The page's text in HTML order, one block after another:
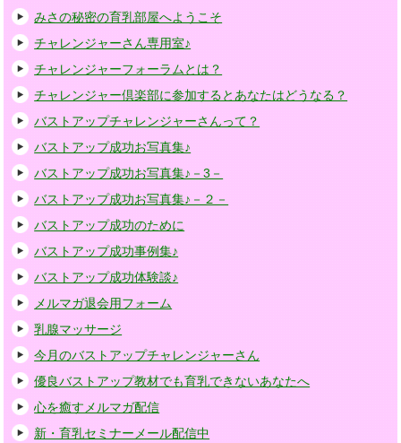
みさの秘密の育乳部屋へようこそ
チャレンジャーさん専用室♪
チャレンジャーフォーラムとは？
チャレンジャー倶楽部に参加するとあなたはどうなる？
バストアップチャレンジャーさんって？
バストアップ成功お写真集♪
バストアップ成功お写真集♪－3－
バストアップ成功お写真集♪－２－
バストアップ成功のために
バストアップ成功事例集♪
バストアップ成功体験談♪
メルマガ退会用フォーム
乳腺マッサージ
今月のバストアップチャレンジャーさん
優良バストアップ教材でも育乳できないあなたへ
心を癒すメルマガ配信
新・育乳セミナーメール配信中